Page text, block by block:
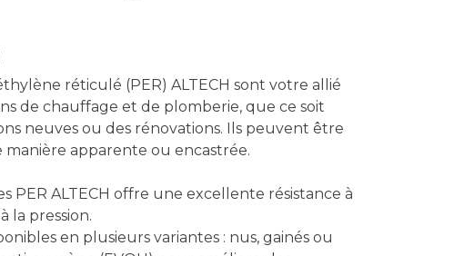
réticulé (PER) ALTECH sont votre allié
de chauffage et de plomberie, que ce soit
neuves ou des rénovations. Ils peuvent être
manière apparente ou encastrée.
PER ALTECH offre une excellente résistance à
la pression.
en plusieurs variantes : nus, gainés ou